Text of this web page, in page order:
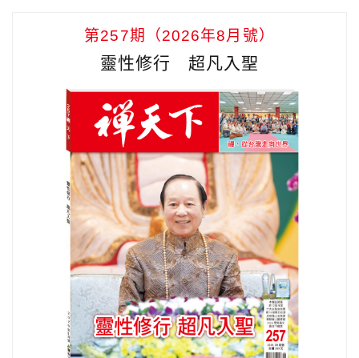
第257期（2026年8月號）
靈性修行 超凡入聖